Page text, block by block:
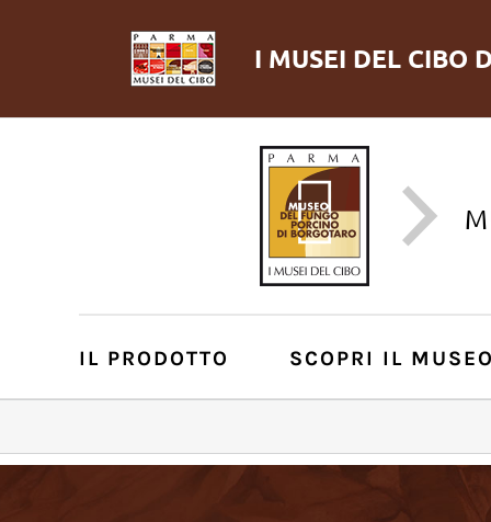
I MUSEI DEL CIBO
IL PRODOTTO SCOPRI IL MUSEO